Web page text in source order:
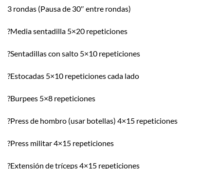
3 rondas (Pausa de 30″ entre rondas)
?Media sentadilla 5×20 repeticiones
?Sentadillas con salto 5×10 repeticiones
?Estocadas 5×10 repeticiones cada lado
?Burpees 5×8 repeticiones
?Press de hombro (usar botellas) 4×15 repeticiones
?Press militar 4×15 repeticiones
?Extensión de tríceps 4×15 repeticiones